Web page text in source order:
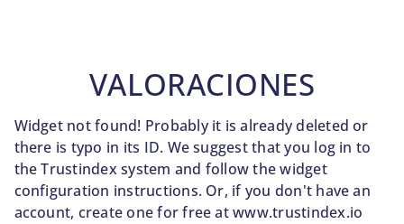
VALORACIONES
Widget not found! Probably it is already deleted or
there is typo in its ID. We suggest that you log in to
theTrustindex system and follow the widget
configuration instructions. Or, if you don't have an
account, create one for free atwww.trustindex.io